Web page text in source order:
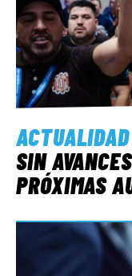
ACTUALIDAD
SIN
PRÓXIMAS